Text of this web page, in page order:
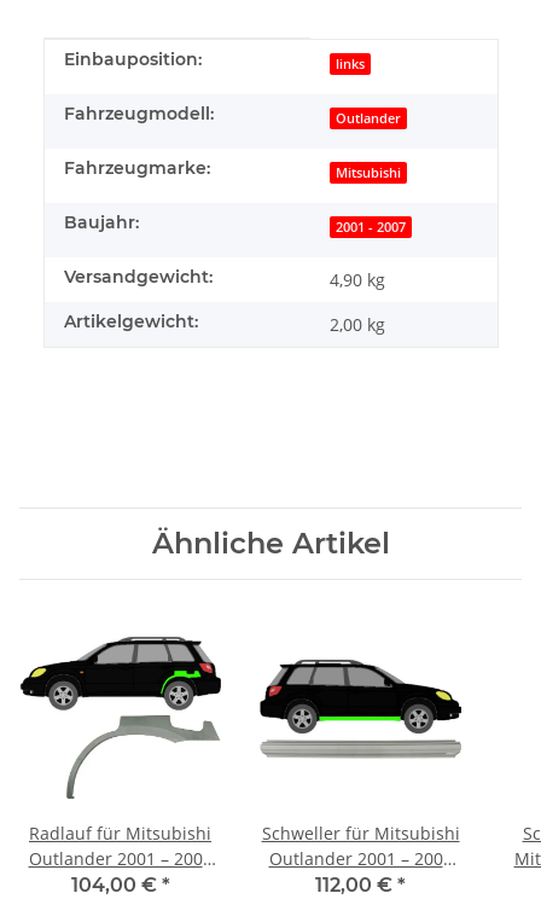
Produkteigenschaft
Wert
Einbauposition: links
Fahrzeugmodell: Outlander
Fahrzeugmarke: Mitsubishi
Baujahr: 2001 - 2007
Versandgewicht: 4,90 kg
Artikelgewicht: 2,00 kg
Ähnliche Artikel
Radlauf für Mitsubishi
Outlander 2001 – 2007
links
104,00 € *
Schweller für Mitsubishi
Outlander 2001 – 2007
rechts
112,00 € *